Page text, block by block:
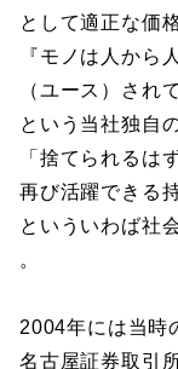
として適正な価
『モノは人から
（ユース）され
という当社独自
「捨てられるは
再び活躍できる
といういわば社
。
2004年には当時
名古屋証券取引